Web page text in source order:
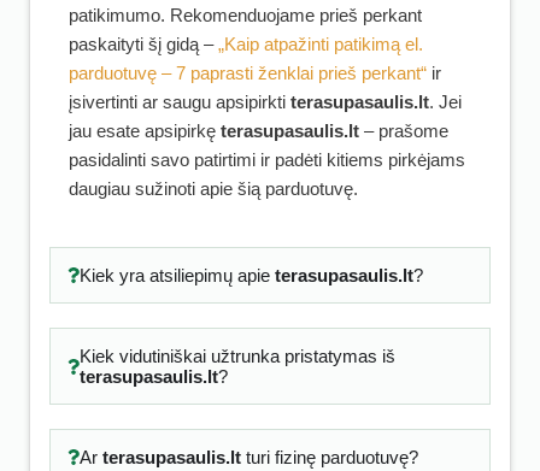
patikimumo. Rekomenduojame prieš perkant
paskaityti šį gidą –„Kaip atpažinti patikimą el.
parduotuvę – 7 paprasti ženklai prieš perkant“ ir
įsivertinti ar saugu apsipirkti terasupasaulis.lt. Jei
jau esate apsipirkę terasupasaulis.lt – prašome
pasidalinti savo patirtimi ir padėti kitiems pirkėjams
daugiau sužinoti apie šią parduotuvę.
Kiek yra atsiliepimų apie terasupasaulis.lt?
Kiek vidutiniškai užtrunka pristatymas iš
terasupasaulis.lt?
Ar terasupasaulis.ltturi fizinę parduotuvę?